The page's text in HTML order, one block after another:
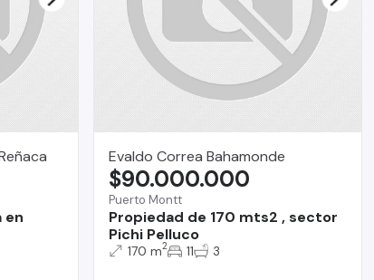
en
Evaldo Correa Bahamonde
Puerto Montt
Propiedad de 170 mts2 , sector
Pichi Pelluco
$90.000.000
170 m2 11 3